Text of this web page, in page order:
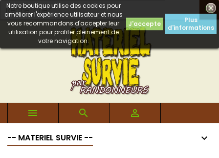

Notre boutique utilise des cookies pour
améliorer l'expérience utilisateur et nous
vous recommandons d'accepter leur
utilisation pour profiter pleinement de
votre navigation.
J'accepte
Plus
d'informations
  
-- MATERIEL SURVIE --